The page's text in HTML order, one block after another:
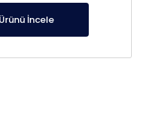
Ürünü İncele